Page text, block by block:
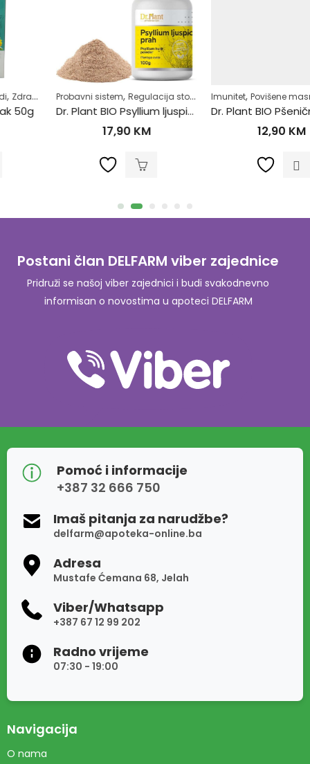
Probavni sistem,Regulacija stolice-zatvor ,Regulacija tjelesne težine,
Dr. Plant BIO Psyllium ljuspice u prahu (Plantago ovata)100g
KM
Imunitet Povišene masnoće u krvi
Dr. Plant BIO Pšenična trava u prahu (Triticum aestivum) 100g
KM
Postani član DELFARM viber zajednice
Pridruži se našoj viber zajednici i budi svakodnevno
informisan o novostima u apoteci DELFARM
Pomoć i informacije
+387 32 666 750
Imaš pitanja za narudžbe?
delfarm@apoteka-online.ba
Adresa
Mustafe Ćemana 68, Jelah
Viber/Whatsapp
+387 67 12 99 202
Radno vrijeme
07:30 - 19:00
Navigacija
O nama